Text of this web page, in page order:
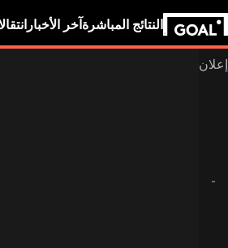
النتائج المباشرة آخر الأخبار